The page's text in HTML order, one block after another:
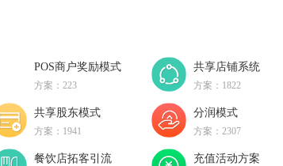
POS商户奖励模式
方案：223
共享店铺系统
方案：1822
共享股东模式
方案：1941
分润模式
方案：2307
餐饮店拓客引流 充值活动方案